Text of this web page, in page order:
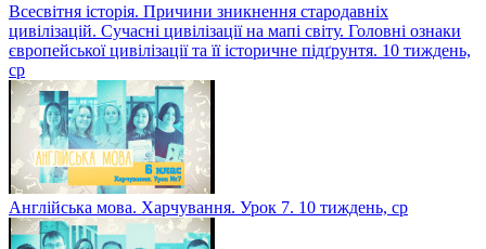
Всесвітня історія. Причини зникнення стародавніх
цивілізацій. Сучасні цивілізації на мапі світу. Головні ознаки
європейської цивілізації та її історичне підґрунтя. 10 тиждень,
ср
Англійська мова. Харчування. Урок 7. 10 тиждень, ср